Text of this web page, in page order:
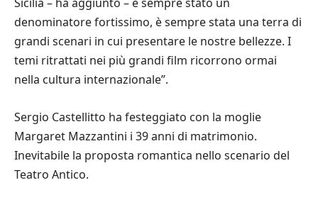
denominatore fortissimo, è sempre stata una terra di
grandi scenari in cui presentare le nostre bellezze. I
temi ritrattati nei più grandi film ricorrono ormai
nella cultura internazionale”.
Sergio Castellitto ha festeggiato con la moglie
Margaret Mazzantini i 39 anni di matrimonio.
Inevitabile la proposta romantica nello scenario del
Teatro Antico.